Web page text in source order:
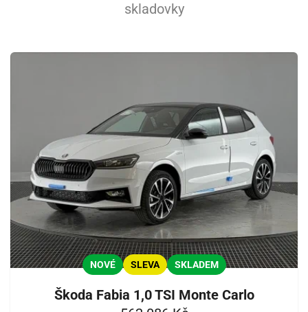
skladovky
NOVÉ SLEVA SKLADEM
Škoda Fabia 1,0 TSI Monte Carlo